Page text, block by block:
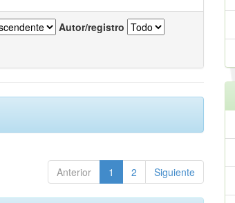
Autor/registro
Anterior 1 2 Siguiente